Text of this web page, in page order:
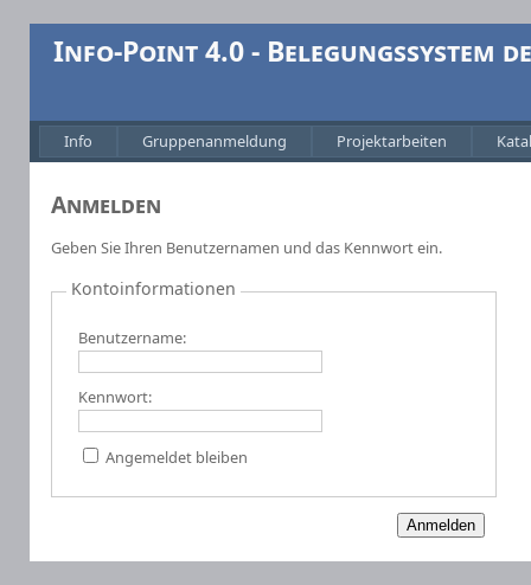
Info-Point 4.0 - Belegungssystem
Info Gruppenanmeldung Projektarbeiten
Anmelden
Geben Sie Ihren Benutzernamen und das Kennwort ein.
Kontoinformationen
Benutzername:
Kennwort:
Angemeldet bleiben